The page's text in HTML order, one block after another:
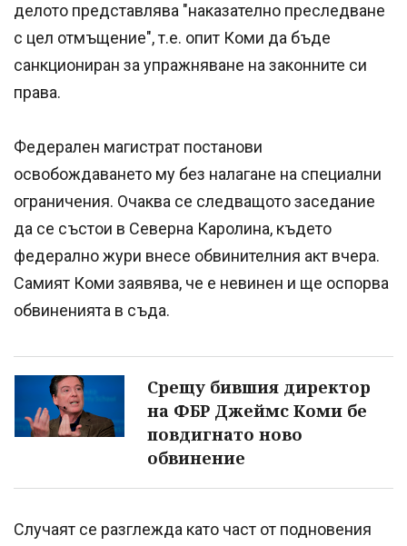
делото представлява "наказателно преследване
с цел отмъщение", т.е. опит Коми да бъде
санкциониран за упражняване на законните си
права.
Федерален магистрат постанови
освобождаването му без налагане на специални
ограничения. Очаква се следващото заседание
да се състои в Северна Каролина, където
федерално жури внесе обвинителния акт вчера.
Самият Коми заявява, че е невинен и ще оспорва
обвиненията в съда.
Срещу бившия директор
на ФБР Джеймс Коми бе
повдигнато ново
обвинение
Случаят се разглежда като част от подновения